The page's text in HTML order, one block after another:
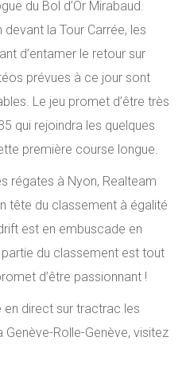
du Bol d’Or Mirabaud.
la Tour Carrée, les
d’entamer le retour sur
prévues à ce jour sont
Le jeu promet d’être très
qui rejoindra les quelques
première course longue.
régates à Nyon, Realteam
tête du classement à égalité
est en embuscade en
du classement est tout
d’être passionnant !
en direct sur tractrac les
Rolle-Genève, visitez